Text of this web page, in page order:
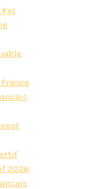
2026